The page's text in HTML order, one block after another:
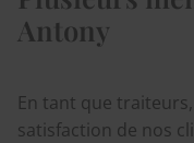
Antony
En tant que
satisfaction de nos